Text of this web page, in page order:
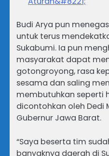
Budi Arya pun
untuk terus
Sukabumi. Ia pun
masyarakat dapat
gotongroyong, rasa
sesama dan saling
membutuhkan seperti
dicontohkan oleh Dedi
Gubernur Jawa Barat.
“Saya beserta tim
banyaknya daerah di